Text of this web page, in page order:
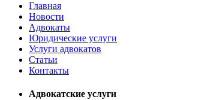
Главная
Новости
Адвокаты
Юридические услуги
Услуги адвокатов
Статьи
Контакты
Адвокатские услуги